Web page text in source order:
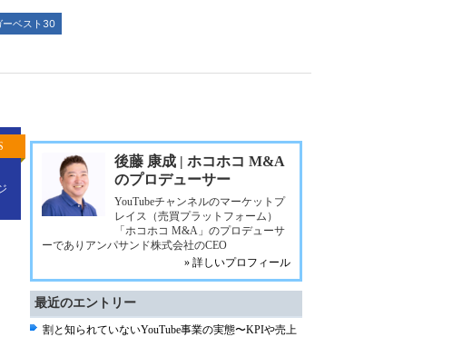
ーベスト30
後藤 康成 | ホコホコ M&A
のプロデューサー
YouTubeチャンネルのマーケットプ
レイス（売買プラットフォーム）
「ホコホコ M&A」のプロデューサ
ーでありアンパサンド株式会社のCEO
» 詳しいプロフィール
最近のエントリー
割と知られていないYouTube事業の実態〜KPIや売上